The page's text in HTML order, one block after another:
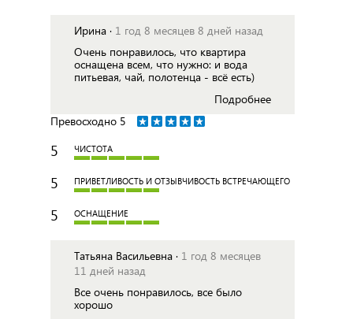
Ирина · 1 год 8 месяцев 8 дней назад
Очень понравилось, что квартира
оснащена всем, что нужно: и вода
питьевая, чай, полотенца - всё есть)
Подробнее
Превосходно 5
5 ЧИСТОТА
5 ПРИВЕТЛИВОСТЬ И ОТЗЫВЧИВОСТЬ ВСТРЕЧАЮЩЕГО
5 ОСНАЩЕНИЕ
Татьяна Васильевна · 1 год 8 месяцев
11 дней назад
Все очень понравилось, все было
хорошо